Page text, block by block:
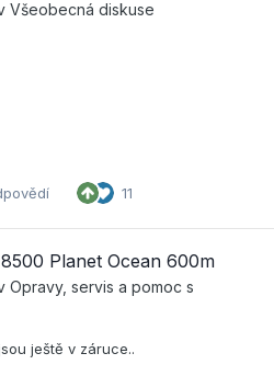
Všeobecná diskuse
11
Planet Ocean 600m
Opravy, servis a pomoc s
ještě v záruce..